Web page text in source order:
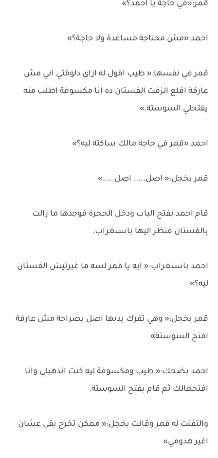
قمر:«في حاجة يا احمد؟»
احمد:«مش محتاجة مساعدة ولا حاجة؟»
قمر في نفسها:« طيب اقول له ازاي دلوقتي اني مش
عارفة اقلع الزفت الفستان ده انا مكسوفة اطلب منه
يفتحلي السوستة.»
احمد:«قمر في حاجة مالك ساكتة ليه؟»
قمر بخجل:« اصل..... اصل.....»
قام احمد بفتح الباب ودخل الحجرة فوجدها ما زالت
بالفستان فنظر اليها باستغراب.
احمد باستغراب:« ايه يا قمر لسه ما غيرتيش الفستان
ليه؟»
قمر بخجل:« وهي تفرك يديها اصل بصراحة مش عارفة
افتح السوستة»
احمد بضحك:« طيب ومكسوفة ليه كنت اندهيلي وانا
افتحهالك ثم قام بفتح السوستة.
والتفتت له قمر وقالت بخجل:« ممكن تخرج بقى عشان
اغير هدومي»